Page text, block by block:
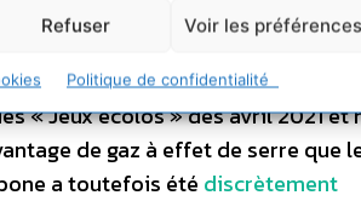
Refuser Voir les préférences
Politique de confidentialité
de Paris 2024 ont annoncé des
serre que les éditions précédentes
« Jeux écolos » dès avril 2021 et
de gaz à effet de serre que
a toutefois été discrètement